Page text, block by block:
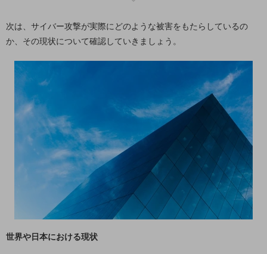
モビリティ
製造・建設業
キーワードで探す
モバイルTOP
法人向けスマホ・携帯に関する、
おすすめの機種、料金やサービスをご紹介
製品TOP
ビジネス向けスマートフォン
タフネススマートフォン
次は、サイバー攻撃が実際にどのような被害をもたらしているの
か、その現状について確認していきましょう。
世界や日本における現状